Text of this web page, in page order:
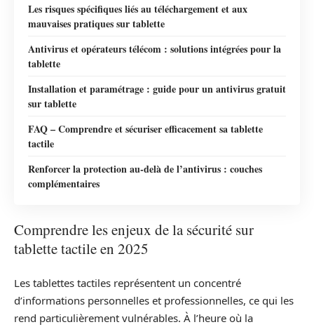
Les risques spécifiques liés au téléchargement et aux
mauvaises pratiques sur tablette
Antivirus et opérateurs télécom : solutions intégrées pour la
tablette
Installation et paramétrage : guide pour un antivirus gratuit
sur tablette
FAQ – Comprendre et sécuriser efficacement sa tablette
tactile
Renforcer la protection au‑delà de l’antivirus : couches
complémentaires
Comprendre les enjeux de la sécurité sur
tablette tactile en 2025
Les tablettes tactiles représentent un concentré
d’informations personnelles et professionnelles, ce qui les
rend particulièrement vulnérables. À l’heure où la